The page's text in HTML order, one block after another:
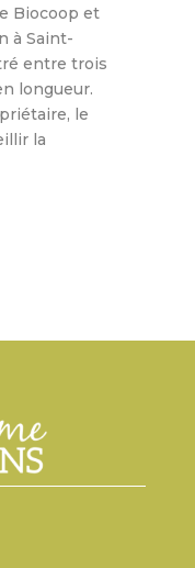
Biocoop et
à Saint-
entre trois
longueur.
le
la